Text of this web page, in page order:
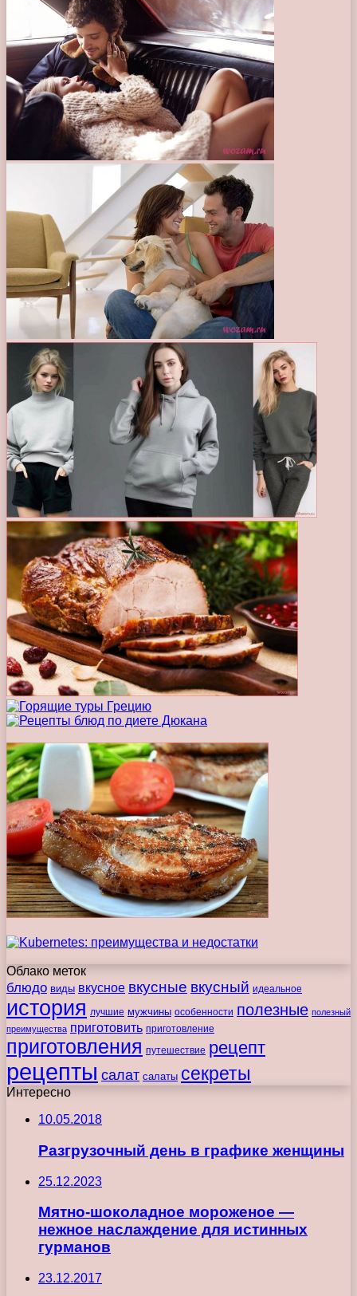
Облако меток
блюдо виды вкусное вкусные вкусный идеальное
история лучшие мужчины особенности полезные полезный
преимущества приготовить приготовление
приготовления путешествие рецепт
рецепты салат салаты секреты
Интересно
10.05.2018
Разгрузочный день в графике женщины
25.12.2023
Мятно-шоколадное мороженое —
нежное наслаждение для истинных
гурманов
23.12.2017